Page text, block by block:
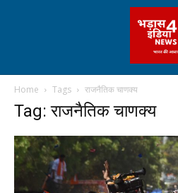
Home Tags राजनैतिक चाणक्य
Tag: राजनैतिक चाणक्य